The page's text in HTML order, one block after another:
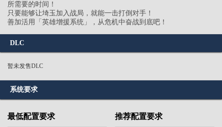
所需要的时间！
只要能够让埼玉加入战局，就能一击打倒对手！
善加活用「英雄增援系统」，从危机中奋战到底吧！
DLC
暂未发售DLC
系统要求
最低配置要求 推荐配置要求